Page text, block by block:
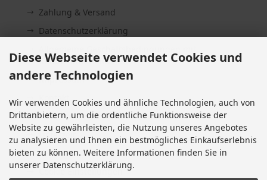
Zahlung & Versand
Datenschutzerklärung
Kundeninformationen
Impressum
Kontakt
Widerrufsrecht & Widerrufsformular
Lieferzeit
Vertrag widerrufen
Cookie Einstellungen
Diese Webseite verwendet Cookies und
andere Technologien
Wir verwenden Cookies und ähnliche Technologien, auch von
Drittanbietern, um die ordentliche Funktionsweise der
Website zu gewährleisten, die Nutzung unseres Angebotes
zu analysieren und Ihnen ein bestmögliches Einkaufserlebnis
bieten zu können. Weitere Informationen finden Sie in
unserer Datenschutzerklärung.